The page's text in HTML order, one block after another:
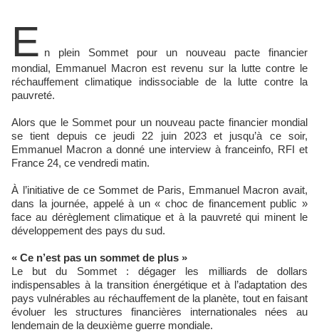
E n plein Sommet pour un nouveau pacte financier
mondial, Emmanuel Macron est revenu sur la lutte contre le
réchauffement climatique indissociable de la lutte contre la
pauvreté.
Alors que le Sommet pour un nouveau pacte financier mondial
se tient depuis ce jeudi 22 juin 2023 et jusqu’à ce soir,
Emmanuel Macron a donné une interview à franceinfo, RFI et
France 24, ce vendredi matin.
À l’initiative de ce Sommet de Paris, Emmanuel Macron avait,
dans la journée, appelé à un « choc de financement public »
face au dérèglement climatique et à la pauvreté qui minent le
développement des pays du sud.
« Ce n’est pas un sommet de plus »
Le but du Sommet : dégager les milliards de dollars
indispensables à la transition énergétique et à l’adaptation des
pays vulnérables au réchauffement de la planète, tout en faisant
évoluer les structures financières internationales nées au
lendemain de la deuxième guerre mondiale.